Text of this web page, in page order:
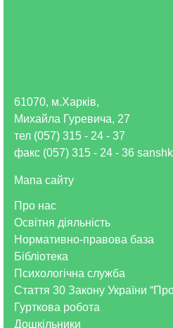
Про нас
Освітня діяльність
Нормативно-правова база
Бібліотека
Психологічна служба
Стаття 30 Закону України “Про
Гурткова робота
Дошкільники
61070, м.Харків,
Михайла Гуревича, 27
тел (057) 315 - 24 - 37
факс (057) 315 - 24 - 36
Мапа сайту